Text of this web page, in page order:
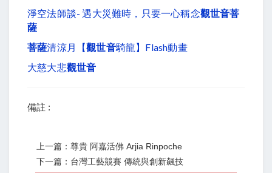
淨空法師談- 遇大災難時，只要一心稱念觀世音菩
薩
菩薩清涼月【觀世音騎龍】flash動畫
大慈大悲觀世音
備註 :
上一篇：尊貴 阿嘉活佛 Arjia Rinpoche
下一篇：台灣工藝競賽 傳統與創新飆技